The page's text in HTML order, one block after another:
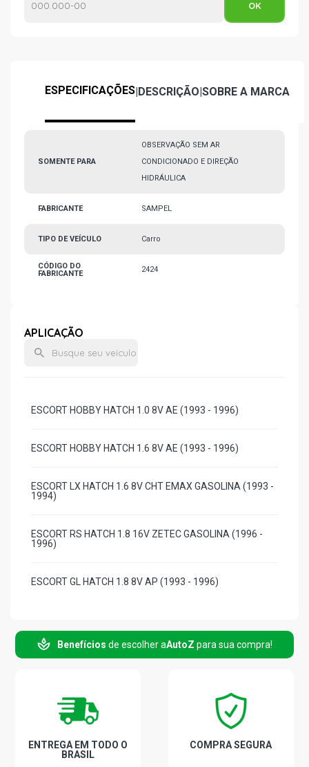
ESPECIFICAÇÕES|DESCRIÇÃO|SOBRE A MARCA
SOMENTE PARA
OBSERVAÇÃO SEM AR
CONDICIONADO E DIREÇÃO
HIDRÁULICA
FABRICANTE SAMPEL
TIPO DE VEÍCULO Carro
CÓDIGO DO
FABRICANTE
2424
APLICAÇÃO
ESCORT HOBBY HATCH 1.0 8V AE (1993 - 1996)
ESCORT HOBBY HATCH 1.6 8V AE (1993 - 1996)
ESCORT LX HATCH 1.6 8V CHT EMAX GASOLINA (1993 -
1994)
ESCORT RS HATCH 1.8 16V ZETEC GASOLINA (1996 -
1996)
ESCORT GL HATCH 1.8 8V AP (1993 - 1996)
ESCORT LX HATCH 1.8 8V AP (1993 - 1994)
ESCORT XR3 HATCH 1.8 8V AP (1993 - 1994)
Benefícios de escolher aAutoZ para sua compra!
ENTREGA EM TODO O
BRASIL
COMPRA SEGURA